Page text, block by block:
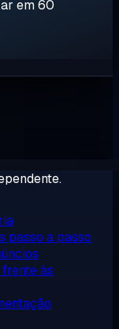
em 60
passo a passo
às